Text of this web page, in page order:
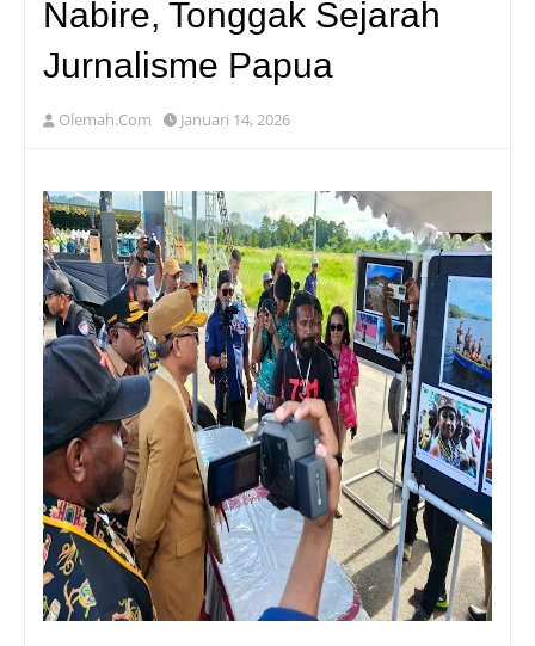
Nabire, Tonggak Sejarah
Jurnalisme Papua
Olemah.Com Januari 14, 2026